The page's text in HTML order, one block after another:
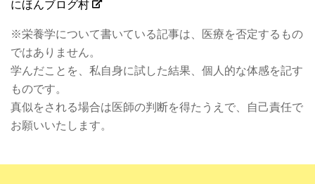
にほんブログ村
※栄養学について書いている記事は、医療を否定するもの
ではありません。
学んだことを、私自身に試した結果、個人的な体感を記す
ものです。
真似をされる場合は医師の判断を得たうえで、自己責任で
お願いいたします。